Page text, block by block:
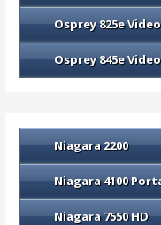
Osprey 825e
Osprey 845e
Niagara 2200
Niagara 4100
Niagara 7550 HD